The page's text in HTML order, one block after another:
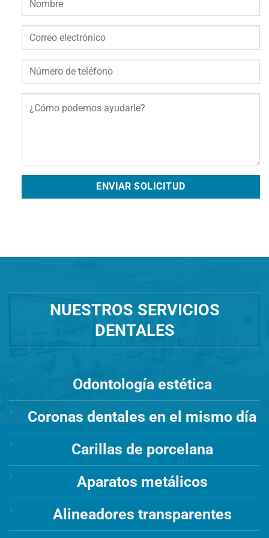
NUESTROS SERVICIOS
DENTALES
Odontología estética
Coronas dentales en el mismo día
Carillas de porcelana
Aparatos metálicos
Alineadores transparentes